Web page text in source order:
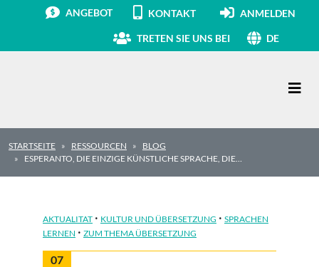
ANGEBOT KONTAKT ANMELDEN
TRETEN SIE UNS BEI DE
STARTSEITE RESSOURCEN
BLOG
ESPERANTO, DIE EINZIGE KÜNSTLICHE SPRACHE, DIE…
AKTUALITAT · KULTUR UND ÜBERSETZUNG · SPRACHEN
LERNEN · ZUM THEMA ÜBERSETZUNG
07